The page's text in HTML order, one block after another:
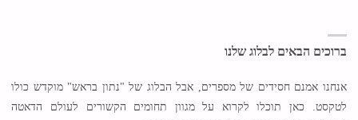
ברוכים הבאים לבלוג שלנו
אנחנו אמנם חסידים של מספרים, אבל הבלוג של "נתון בראש" מוקדש כולו
לטקסט. כאן תוכלו לקרוא על מגוון תחומים הקשורים לעולם הדאטה